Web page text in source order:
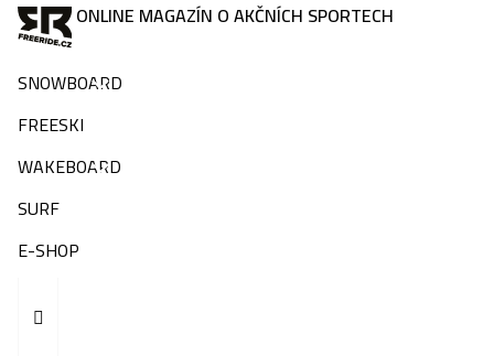
ONLINE MAGAZÍN O AKČNÍCH SPORTECH
SNOWBOARD
FREESKI
WAKEBOARD
SURF
E-SHOP